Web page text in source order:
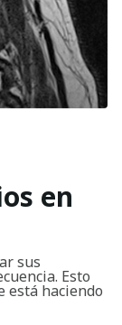
en
sus
Esto
está haciendo